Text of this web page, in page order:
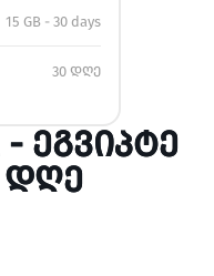
15 GB - 30 days
30 დღე
ᲔᲒᲕᲘᲞᲢᲔ
ᲓᲦᲔ